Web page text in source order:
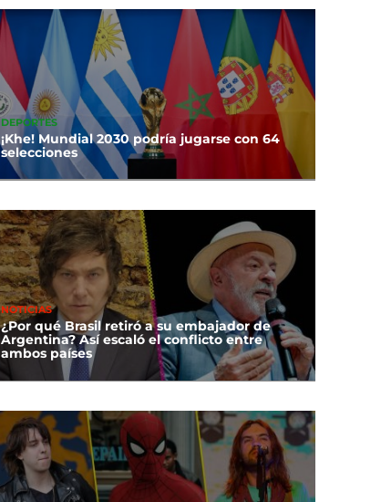
DEPORTES
¡Khe! Mundial 2030 podría jugarse con 64
selecciones
NOTICIAS
¿Por qué Brasil retiró a su embajador de
Argentina? Así escaló el conflicto entre
ambos países